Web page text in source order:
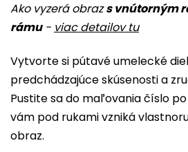
Ako vyzerá obrazs vnútorným
rámu- viac detailov tu
Vytvorte si pútavé umelecké
predchádzajúce skúsenosti a
Pustite sa do maľovania číslo
vám pod rukami vzniká
obraz.
produktu
je
z
5
hviezdičiek.